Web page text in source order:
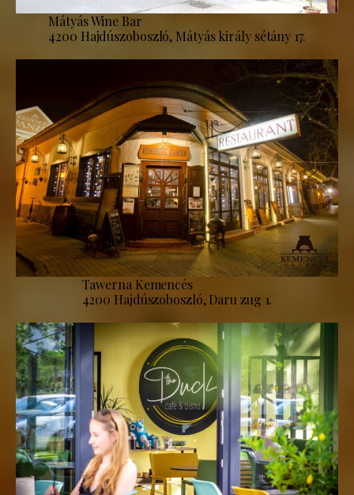
Mátyás Wine Bar
4200 Hajdúszoboszló, Mátyás király sétány 17.
Tawerna Kemencés
4200 Hajdúszoboszló, Daru zug 1.